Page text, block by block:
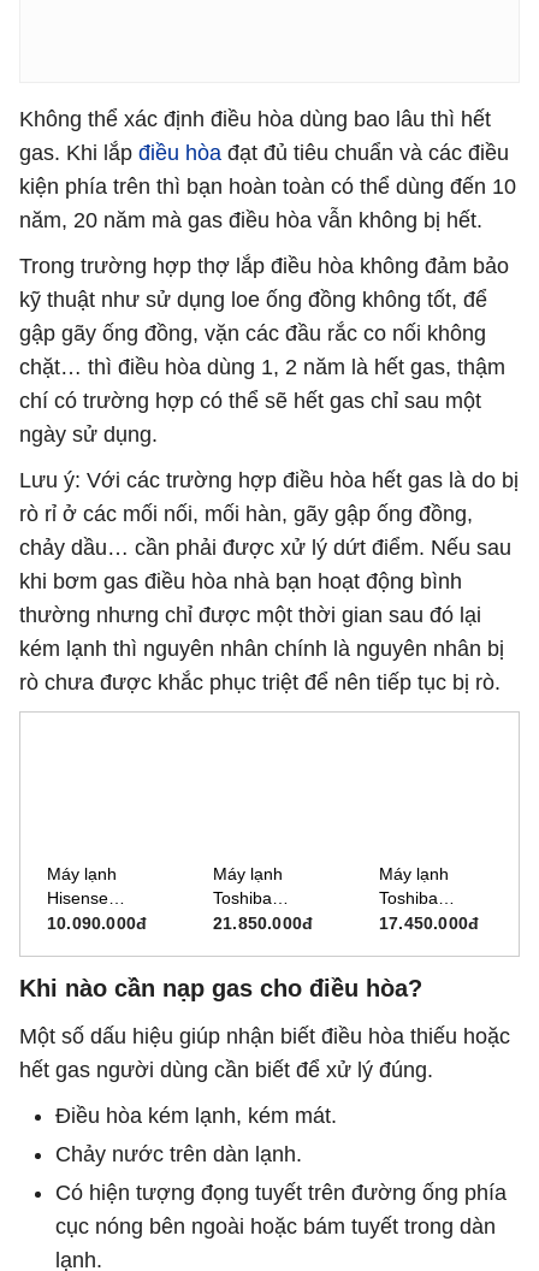
Không thể xác định điều hòa dùng bao lâu thì hết
gas. Khi lắp điều hòa đạt đủ tiêu chuẩn và các điều
kiện phía trên thì bạn hoàn toàn có thể dùng đến 10
năm, 20 năm mà gas điều hòa vẫn không bị hết.
Trong trường hợp thợ lắp điều hòa không đảm bảo
kỹ thuật như sử dụng loe ống đồng không tốt, để
gập gãy ống đồng, vặn các đầu rắc co nối không
chặt… thì điều hòa dùng 1, 2 năm là hết gas, thậm
chí có trường hợp có thể sẽ hết gas chỉ sau một
ngày sử dụng.
Lưu ý: Với các trường hợp điều hòa hết gas là do bị
rò rỉ ở các mối nối, mối hàn, gãy gập ống đồng,
chảy dầu… cần phải được xử lý dứt điểm. Nếu sau
khi bơm gas điều hòa nhà bạn hoạt động bình
thường nhưng chỉ được một thời gian sau đó lại
kém lạnh thì nguyên nhân chính là nguyên nhân bị
rò chưa được khắc phục triệt để nên tiếp tục bị rò.
Máy lạnh
Hisense
Inverter 2HP
10.090.000đ
Máy lạnh
Toshiba
Inverter 2.5HP
V
21.850.000đ
Máy lạnh
Toshiba
Inverter 2HP
V
17.450.000đ
Khi nào cần nạp gas cho điều hòa?
Một số dấu hiệu giúp nhận biết điều hòa thiếu hoặc
hết gas người dùng cần biết để xử lý đúng.
Điều hòa kém lạnh, kém mát.
Chảy nước trên dàn lạnh.
Có hiện tượng đọng tuyết trên đường ống phía
cục nóng bên ngoài hoặc bám tuyết trong dàn
lạnh.